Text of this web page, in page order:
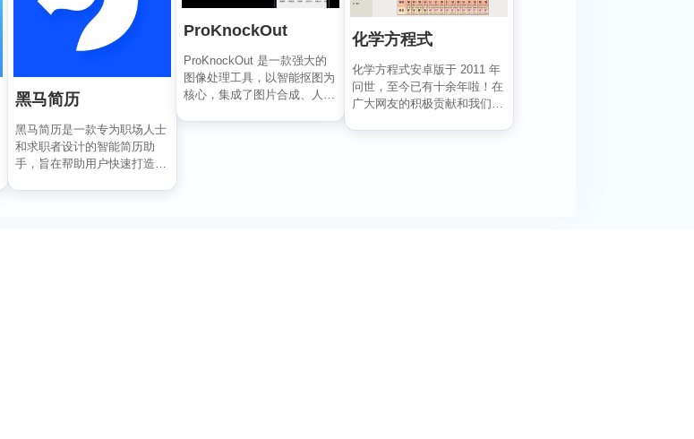
黑马简历
黑马简历是一款专为职场人士
和求职者设计的智能简历助
手，旨在帮助用户快速打造专
ProKnockOut
ProKnockOut 是一款强大的
图像处理工具，以智能抠图为
核心，集成了图片合成、人像
化学方程式
化学方程式安卓版于 2011 年
问世，至今已有十余年啦！在
广大网友的积极贡献和我们的